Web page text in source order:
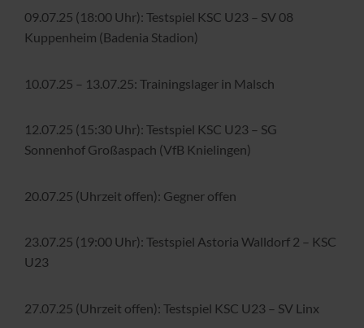
09.07.25 (18:00 Uhr): Testspiel KSC U23 – SV 08
Kuppenheim (Badenia Stadion)
10.07.25 – 13.07.25: Trainingslager in Malsch
12.07.25 (15:30 Uhr): Testspiel KSC U23 – SG
Sonnenhof Großaspach (VfB Knielingen)
20.07.25 (Uhrzeit offen): Gegner offen
23.07.25 (19:00 Uhr): Testspiel Astoria Walldorf 2 – KSC
U23
27.07.25 (Uhrzeit offen): Testspiel KSC U23 – SV Linx